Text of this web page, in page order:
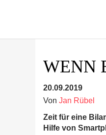
WENN
20.09.2019
Von Jan Rübel
Zeit für eine
Hilfe von